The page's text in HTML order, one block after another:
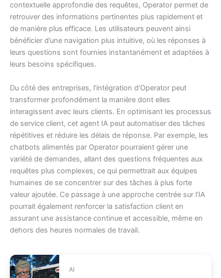
contextuelle approfondie des requêtes, Operator permet de
retrouver des informations pertinentes plus rapidement et
de manière plus efficace. Les utilisateurs peuvent ainsi
bénéficier d’une navigation plus intuitive, où les réponses à
leurs questions sont fournies instantanément et adaptées à
leurs besoins spécifiques.
Du côté des entreprises, l’intégration d’Operator peut
transformer profondément la manière dont elles
interagissent avec leurs clients. En optimisant les processus
de service client, cet agent IA peut automatiser des tâches
répétitives et réduire les délais de réponse. Par exemple, les
chatbots alimentés par Operator pourraient gérer une
variété de demandes, allant des questions fréquentes aux
requêtes plus complexes, ce qui permettrait aux équipes
humaines de se concentrer sur des tâches à plus forte
valeur ajoutée. Ce passage à une approche centrée sur l’IA
pourrait également renforcer la satisfaction client en
assurant une assistance continue et accessible, même en
dehors des heures normales de travail.
AI